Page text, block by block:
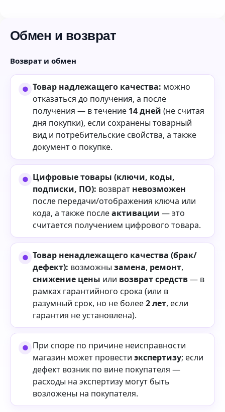
Обмен и возврат
Возврат и обмен
Товар надлежащего качества: можно
отказаться до получения, а после
получения — в течение 14 дней (не считая
дня покупки), если сохранены товарный
вид и потребительские свойства, а также
документ о покупке.
Цифровые товары (ключи, коды,
подписки, ПО): возврат невозможен
после передачи/отображения ключа или
кода, а также послеактивации — это
считается получением цифрового товара.
Товар ненадлежащего качества (брак/
дефект): возможны замена, ремонт,
снижение цены или возврат средств— в
рамках гарантийного срока (или в
разумный срок, но не более2 лет, если
гарантия не установлена).
При споре по причине неисправности
магазин может провести экспертизу; если
дефект возник по вине покупателя —
расходы на экспертизу могут быть
возложены на покупателя.